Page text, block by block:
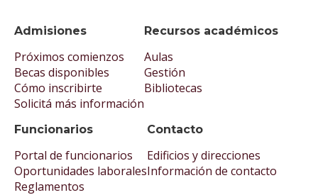
Admisiones
Próximos comienzos
Becas disponibles
Cómo inscribirte
Solicitá más información
Recursos académicos
Aulas
Gestión
Bibliotecas
Funcionarios
Portal de funcionarios
Oportunidades laborales
Reglamentos
Contacto
Edificios y direcciones
Información de contacto